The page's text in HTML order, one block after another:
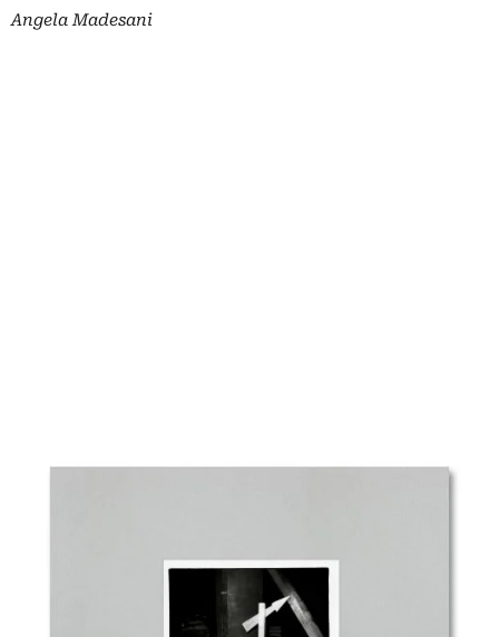
Angela Madesani